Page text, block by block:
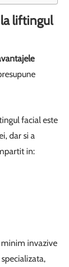
la liftingul
facial este
dar si a
in:
invazive